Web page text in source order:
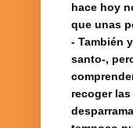
hace hoy
que unas
- También
santo-,
recoger